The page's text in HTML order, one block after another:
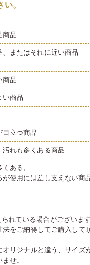
。
商品
またはそれに近い商品
商品
い商品
目立つ商品
れも多くある商品
ある。
使用には差し支えない商
れている場合がございま
をご納得してご購入して
リジナルと違う、サイズ
せ。